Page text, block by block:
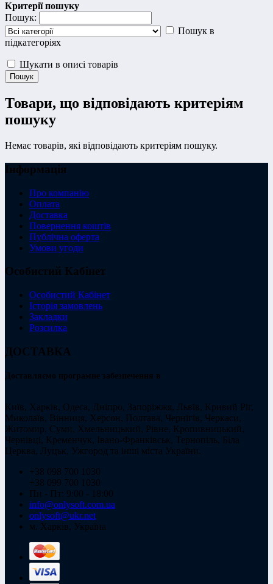
Критерії пошуку
Пошук:
Пошук в
підкатегоріях
Шукати в описі товарів
Товари, що відповідають критеріям
пошуку
Немає товарів, які відповідають критеріям пошуку.
Інформація
Про компанію
Оплата
Доставка
Повернення коштів
Публічна оферта
Умови угоди
Особистий Кабінет
Особистий Кабінет
Історія замовлень
Закладки
Розсилка
ДОСТАВКА
Доставляємо програмне забезпечення в
Київ, Харків, Одеса, Дніпро, Запоріжжя, Львів, Кривий Ріг,
Миколаїв, Вінниця, Херсон, Полтава, Чернігів, Черкаси,
Житомир, Суми, Хмельницький, Рівне, Кропивницький,
Чернівці, Кременчук, Івано-Франківськ, Тернопіль, Біла
Церква, Луцьк, Ужгород та інші міста України.
+38 098 700 1030
+38 099 700 1030
Пн - Пт: 9:00 - 18:00
info@onlysoft.com.ua
onlysoft@ukr.net
м. Харків, Україна